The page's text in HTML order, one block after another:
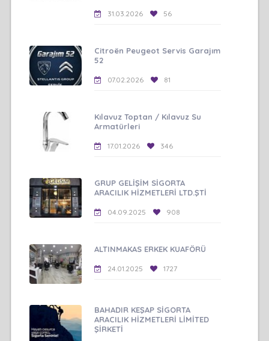
31.03.2026 56
Citroën Peugeot Servis Garajım
52
07.02.2026 81
Kılavuz Toptan / Kılavuz Su
Armatürleri
17.01.2026 346
GRUP GELİŞİM SİGORTA
ARACILIK HİZMETLERİ LTD.ŞTİ
04.09.2025 908
ALTINMAKAS ERKEK KUAFÖRÜ
24.01.2025 1727
BAHADIR KEŞAP SİGORTA
ARACILIK HİZMETLERİ LİMİTED
ŞİRKETİ